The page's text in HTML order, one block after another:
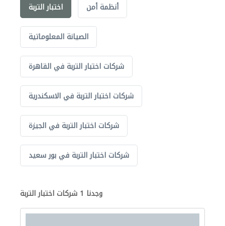
اختبار التربة أنظمة أمن
الصيانة المعلوماتية
شركات اختبار التربة في القاهرة
شركات اختبار التربة في الاسكندرية
شركات اختبار التربة في الجيزة
شركات اختبار التربة في بور سعيد
وجدنا 1 شركات اختبار التربة